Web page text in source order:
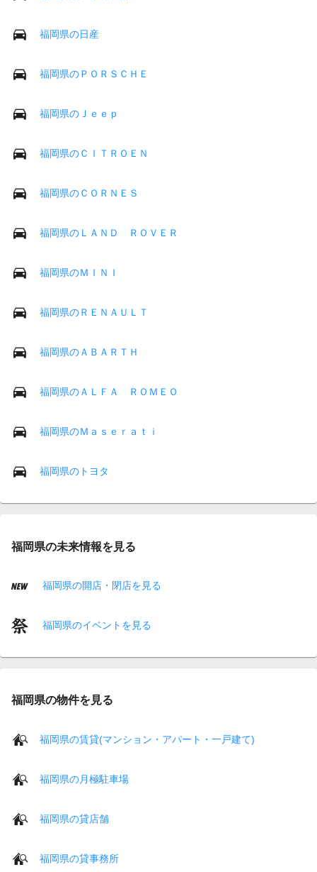
福岡県の日産
福岡県のＰＯＲＳＣＨＥ
福岡県のＪｅｅｐ
福岡県のＣＩＴＲＯＥＮ
福岡県のＣＯＲＮＥＳ
福岡県のＬＡＮＤ ＲＯＶＥＲ
福岡県のＭＩＮＩ
福岡県のＲＥＮＡＵＬＴ
福岡県のＡＢＡＲＴＨ
福岡県のＡＬＦＡ ＲＯＭＥＯ
福岡県のＭａｓｅｒａｔｉ
福岡県のトヨタ
福岡県の未来情報を見る
福岡県の開店・閉店を見る
福岡県のイベントを見る
福岡県の物件を見る
福岡県の賃貸(マンション・アパート・一戸建て)
福岡県の月極駐車場
福岡県の貸店舗
福岡県の貸事務所